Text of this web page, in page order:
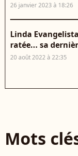
26 janvier 2023 à 18:26
Linda
ratée... sa
20 août 2022 à 22:35
Mots